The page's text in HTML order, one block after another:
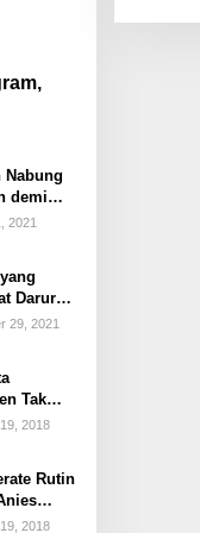
Nabung
demi
Impian
2021
Darurat
Buka
29, 2021
Tak
2018
Rutin
Pabrik
2018